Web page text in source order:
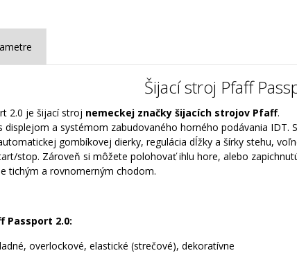
Šijací stroj Pfaff
2.0 je šijací stroj nemeckej značky šijacích strojov Pfaff.
displejom a systémom zabudovaného horného podávania
gombíkovej dierky, regulácia dĺžky a šírky stehu,
stop. Zároveň si môžete polohovať ihlu hore, alebo
tichým a rovnomerným chodom.
Passport 2.0:
overlockové, elastické (strečové), dekoratívne